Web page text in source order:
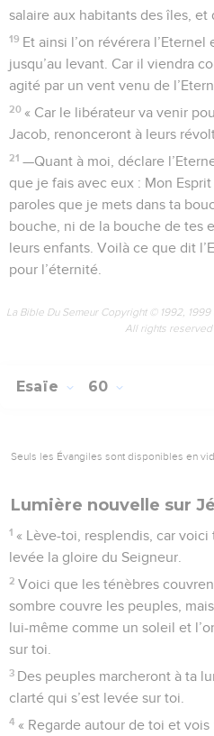
salaire aux habitants des îles, et
19 Et ainsi l’on révérera
jusqu’au levant. Car il viendra
agité par un vent venu de
20 « Car le libérateur va venir
Jacob, renonceront à leurs
21 —Quant à moi, déclare
que je fais avec eux : Mon
paroles que je mets dans ta
bouche, ni de la bouche de tes
leurs enfants. Voilà ce que dit
pour l’éternité.
La Bible Du Semeur Copyright © 1992,
All rights
Esaïe 60
Seuls les Évangiles sont disponibles en
Lumière nouvelle sur
1 « Lève-toi, resplendis, car voici
levée la gloire du Seigneur.
2 Voici que les ténèbres
sombre couvre les peuples,
lui-même comme un soleil et
sur toi.
3 Des peuples marcheront à ta
clarté qui s’est levée sur toi.
4 « Regarde autour de toi et